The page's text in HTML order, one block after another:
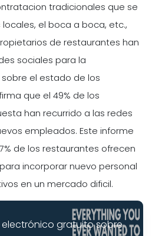
tradicionales que se
el boca a boca, etc.,
de restaurantes han
sociales para la
el estado de los
que el 49% de los
han recurrido a las redes
empleados. Este informe
de los restaurantes ofrecen
incorporar nuevo personal
en un mercado dificil.
electrónico gratuito sobre